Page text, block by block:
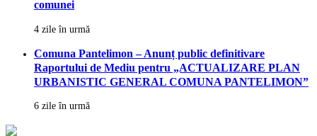
comunei
4 zile în urmă
Comuna Pantelimon – Anunț public definitivare
Raportului de Mediu pentru „ACTUALIZARE PLAN
URBANISTIC GENERAL COMUNA PANTELIMON”
6 zile în urmă